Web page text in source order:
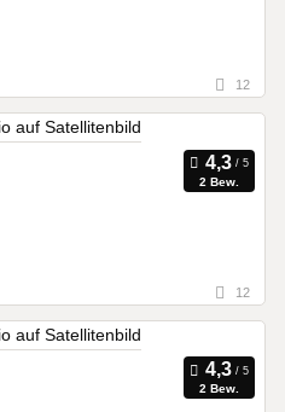
12
2 Bew.
12
2 Bew.